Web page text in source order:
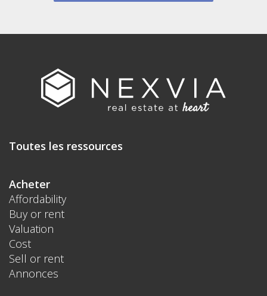
Toutes les ressources
Acheter
Affordability
Buy or rent
Valuation
Cost
Sell or rent
Annonces